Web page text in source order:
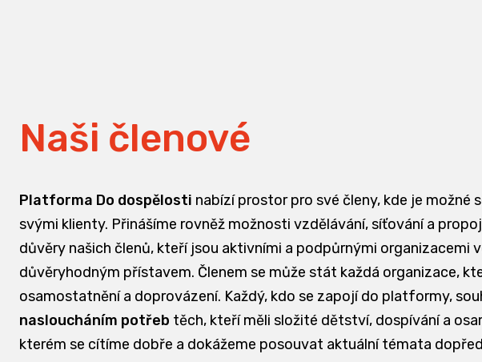
Naši členové
Platforma Do dospělosti nabízí prostor pro své členy, kde je možné
svými klienty. Přinášíme rovněž možnosti vzdělávání, síťování a
důvěry našich členů, kteří jsou aktivními a podpůrnými organizacemi
důvěryhodným přístavem. Členem se může stát každá organizace,
osamostatnění a doprovázení. Každý, kdo se zapojí do platformy,
nasloucháním potřeb těch, kteří měli složité dětství, dospívání a
kterém se cítíme dobře a dokážeme posouvat aktuální témata